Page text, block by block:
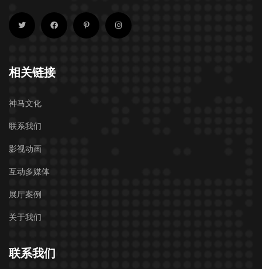
相关链接
神马文化
联系我们
影视动画
互动多媒体
展厅案例
关于我们
联系我们